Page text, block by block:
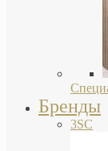
Бренды
3SC